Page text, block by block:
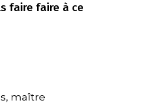
faire faire à ce
maître